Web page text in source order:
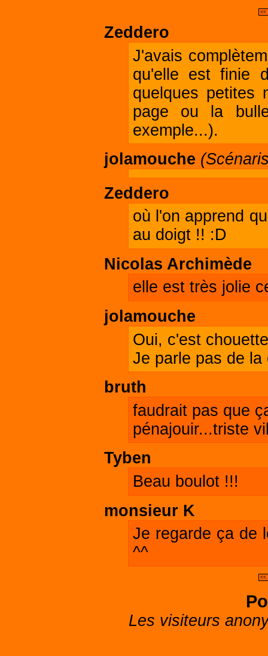
<<
Zeddero
J'avais
qu'elle est finie
quelques petites
page ou la
exemple...).
jolamouche
Zeddero
où l'on apprend
au doigt !! :D
Nicolas Archimède
elle est très jolie
jolamouche
Oui, c'est
Je parle pas de
bruth
faudrait pas que
pénajouir...triste
Tyben
Beau boulot !!!
monsieur K
Je regarde ça de
^^
<<
Les visiteurs